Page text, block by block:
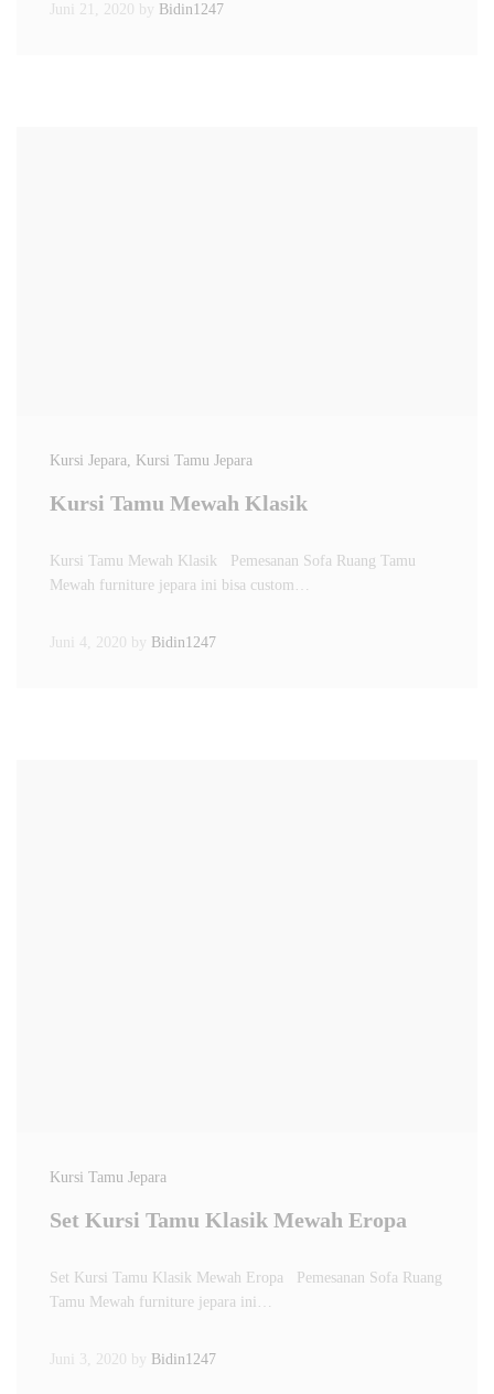
Juni 21, 2020 by Bidin1247
Kursi Jepara, Kursi Tamu Jepara
Kursi Tamu Mewah Klasik
Kursi Tamu Mewah Klasik Pemesanan Sofa Ruang Tamu
Mewah furniture jepara ini bisa custom…
Juni 4, 2020 by Bidin1247
Kursi Tamu Jepara
Set Kursi Tamu Klasik Mewah Eropa
Set Kursi Tamu Klasik Mewah Eropa Pemesanan Sofa Ruang
Tamu Mewah furniture jepara ini…
Juni 3, 2020 by Bidin1247